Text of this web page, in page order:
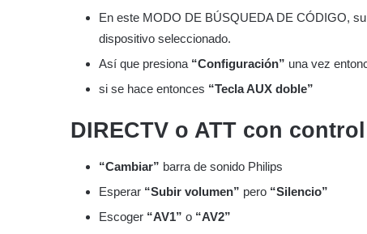
En este MODO DE BÚSQUEDA DE CÓDIGO,
dispositivo seleccionado.
Así que presiona “Configuración” una vez
si se hace entonces “Tecla AUX doble”
DIRECTV o ATT con
“Cambiar” barra de sonido Philips
Esperar “Subir volumen” pero “Silencio”
Escoger “AV1” o “AV2”